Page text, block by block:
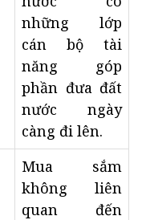
những lớp
cán bộ tài
năng góp
phần đưa đất
nước ngày
càng đi lên.
Mua sắm
không liên
quan đến